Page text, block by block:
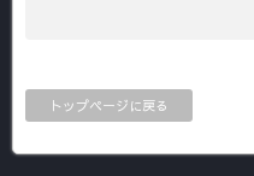
トップページに戻る